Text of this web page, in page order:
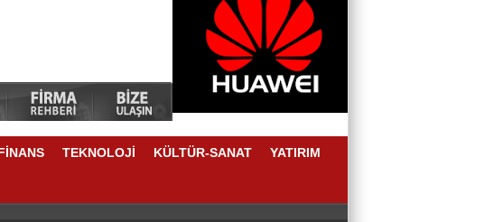
TEKNOLOJİ KÜLTÜR-SANAT YATIRIM